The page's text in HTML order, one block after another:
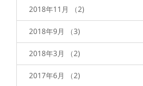
2018年11月 （2)
2018年9月 （3)
2018年3月 （2)
2017年6月 （2)